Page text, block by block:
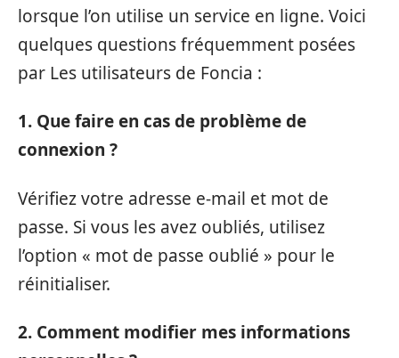
lorsque l’on utilise un service en ligne. Voici
quelques questions fréquemment posées
par Les utilisateurs de Foncia :
1. Que faire en cas de problème de
connexion ?
Vérifiez votre adresse e-mail et mot de
passe. Si vous les avez oubliés, utilisez
l’option « mot de passe oublié » pour le
réinitialiser.
2. Comment modifier mes informations